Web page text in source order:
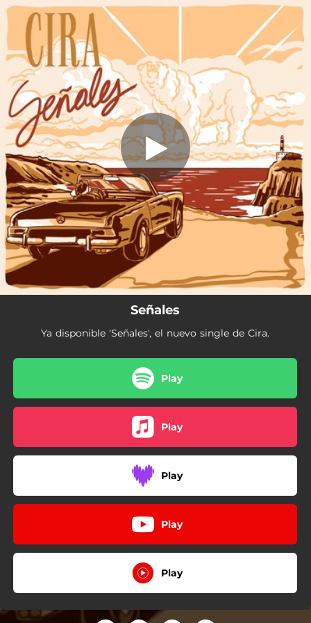
You're all set!
04:03
Señales
Ya disponible 'Señales', el nuevo single de Cira.
Play
Play
Play
Play
Play